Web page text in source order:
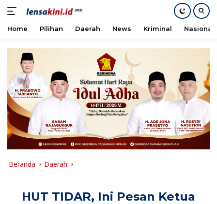
konten
Home Pilihan Daerah News Kriminal Nasional
Beranda Daerah
HUT TIDAR, Ini Pesan Ketua